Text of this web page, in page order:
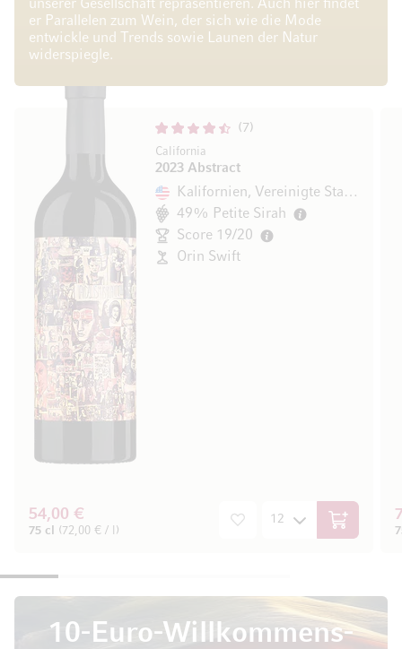
unserer Gesellschaft repräsentieren. Auch hier findet
er Parallelen zum Wein, der sich wie die Mode
entwickle und Trends sowie Launen der Natur
widerspiegle.
7
California
2023 Abstract
Kalifornien, Vereinigte Staaten
49% Petite Sirah
Score 19/20
Orin Swift
54,00 €
75 cl (72,00 € / l) In den
10-Euro-Willkommens-